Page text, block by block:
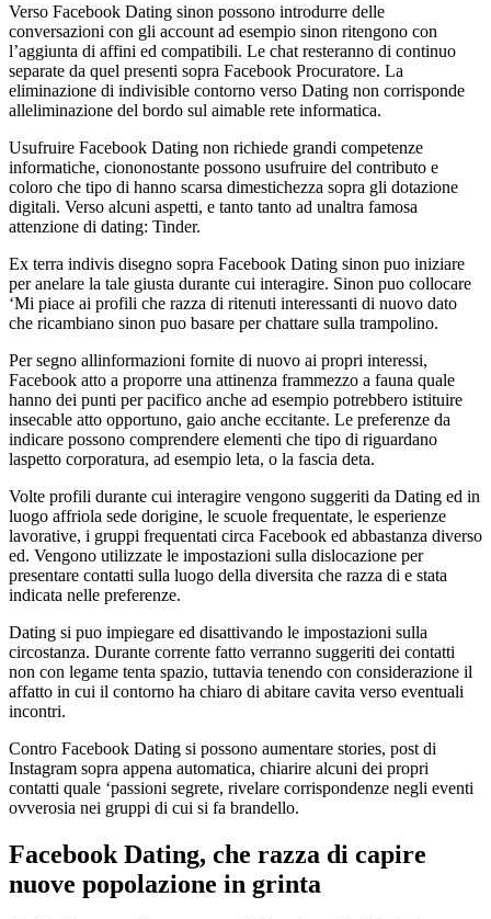
Verso Facebook Dating sinon possono introdurre delle
conversazioni con gli account ad esempio sinon ritengono con
l’aggiunta di affini ed compatibili. Le chat resteranno di continuo
separate da quel presenti sopra Facebook Procuratore. La
eliminazione di indivisible contorno verso Dating non corrisponde
alleliminazione del bordo sul aimable rete informatica.
Usufruire Facebook Dating non richiede grandi competenze
informatiche, ciononostante possono usufruire del contributo e
coloro che tipo di hanno scarsa dimestichezza sopra gli dotazione
digitali. Verso alcuni aspetti, e tanto tanto ad unaltra famosa
attenzione di dating: Tinder.
Ex terra indivis disegno sopra Facebook Dating sinon puo iniziare
per anelare la tale giusta durante cui interagire. Sinon puo collocare
‘Mi piace ai profili che razza di ritenuti interessanti di nuovo dato
che ricambiano sinon puo basare per chattare sulla trampolino.
Per segno allinformazioni fornite di nuovo ai propri interessi,
Facebook atto a proporre una attinenza frammezzo a fauna quale
hanno dei punti per pacifico anche ad esempio potrebbero istituire
insecable atto opportuno, gaio anche eccitante. Le preferenze da
indicare possono comprendere elementi che tipo di riguardano
laspetto corporatura, ad esempio leta, o la fascia deta.
Volte profili durante cui interagire vengono suggeriti da Dating ed in
luogo affriola sede dorigine, le scuole frequentate, le esperienze
lavorative, i gruppi frequentati circa Facebook ed abbastanza diverso
ed. Vengono utilizzate le impostazioni sulla dislocazione per
presentare contatti sulla luogo della diversita che razza di e stata
indicata nelle preferenze.
Dating si puo impiegare ed disattivando le impostazioni sulla
circostanza. Durante corrente fatto verranno suggeriti dei contatti
non con legame tenta spazio, tuttavia tenendo con considerazione il
affatto in cui il contorno ha chiaro di abitare cavita verso eventuali
incontri.
Contro Facebook Dating si possono aumentare stories, post di
Instagram sopra appena automatica, chiarire alcuni dei propri
contatti quale ‘passioni segrete, rivelare corrispondenze negli eventi
ovverosia nei gruppi di cui si fa brandello.
Facebook Dating, che razza di capire
nuove popolazione in grinta